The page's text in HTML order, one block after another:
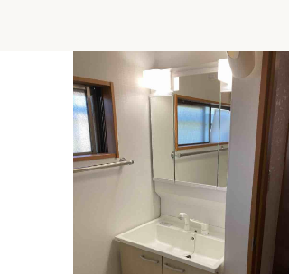
リフォームアクセル